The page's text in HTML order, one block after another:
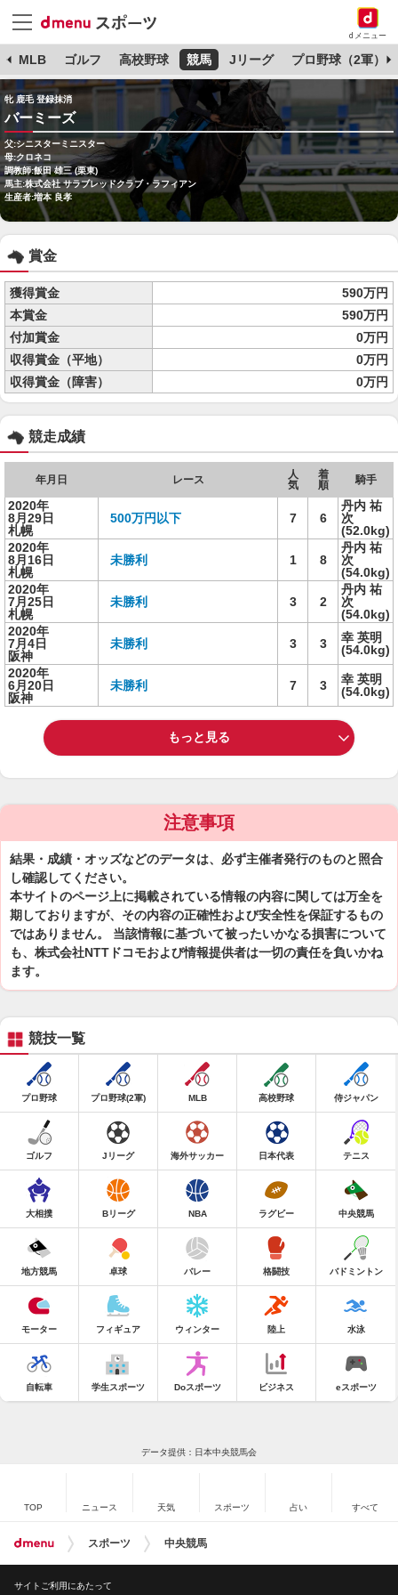
dメニュー
MLB ゴルフ 高校野球 競馬 Jリーグ プロ野球（2軍）
牝 鹿毛 登録抹消
バーミーズ
父:シニスターミニスター
母:クロネコ
調教師:飯田 雄三 (栗東)
馬主:株式会社 サラブレッドクラブ・ラフィアン
生産者:増本 良孝
賞金
獲得賞金
590万円
本賞金
590万円
付加賞金
0万円
収得賞金（平地）
0万円
収得賞金（障害）
0万円
競走成績
年月日 レース
人
気
着
順
騎手
2020年
8月29日
札幌
500万円以下 7 6
丹内 祐
次
(52.0kg)
2020年
8月16日
札幌
未勝利 1 8
丹内 祐
次
(54.0kg)
2020年
7月25日
札幌
未勝利 3 2
丹内 祐
次
(54.0kg)
2020年
7月4日
阪神
未勝利 3 3
幸 英明
(54.0kg)
2020年
6月20日
阪神
未勝利 7 3
幸 英明
(54.0kg)
もっと見る
注意事項
結果・成績・オッズなどのデータは、必ず主催者発行のものと照合
し確認してください。
本サイトのページ上に掲載されている情報の内容に関しては万全を
期しておりますが、その内容の正確性および安全性を保証するもの
ではありません。 当該情報に基づいて被ったいかなる損害について
も、株式会社NTTドコモおよび情報提供者は一切の責任を負いかね
ます。
競技一覧
プロ野球 プロ野球(2軍) MLB 高校野球 侍ジャパン
ゴルフ Jリーグ 海外サッカー 日本代表 テニス
大相撲 Bリーグ NBA ラグビー 中央競馬
地方競馬 卓球 バレー 格闘技 バドミントン
モーター フィギュア ウィンター 陸上 水泳
自転車 学生スポーツ Doスポーツ ビジネス eスポーツ
データ提供：日本中央競馬会
TOP ニュース 天気 スポーツ 占い すべて
スポーツ 中央競馬
サイトご利用にあたって